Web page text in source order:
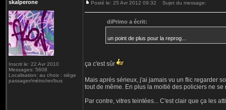
skalperone
Inscrit le: 22 Avr 2010
Messages: 5608
Localisation: au choix : siège
passager/métro/rer/bus
Posté le: 25 Avr 2012 09:32 Sujet du message:
diPrimo a écrit:
un point de plus pour la reprog...
ça c'est sûr
Mais après sérieux, j'ai jamais vu un flic regarder
tout de même. En plus la moitié des policiers ne
Par contre, vitres teintées... C'est clair que ça les